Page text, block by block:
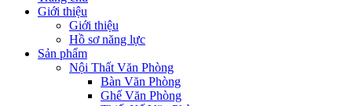
Giới thiệu
Giới thiệu
Hồ sơ năng lực
Sản phẩm
Nội Thất Văn Phòng
Bàn Văn Phòng
Ghế Văn Phòng